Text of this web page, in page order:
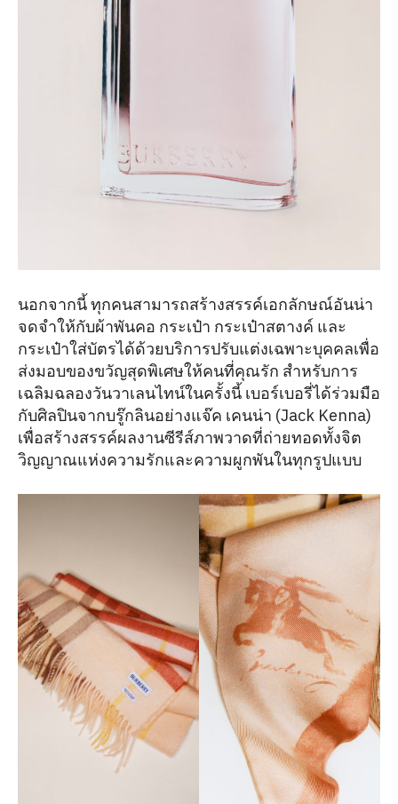
นอกจากนี้ ทุกคนสามารถสร้างสรรค์เอกลักษณ์อันน่า
จดจำให้กับผ้าพันคอ กระเป๋า กระเป๋าสตางค์ และ
กระเป๋าใส่บัตรได้ด้วยบริการปรับแต่งเฉพาะบุคคลเพื่อ
ส่งมอบของขวัญสุดพิเศษให้คนที่คุณรัก สำหรับการ
เฉลิมฉลองวันวาเลนไทน์ในครั้งนี้ เบอร์เบอรี่ได้ร่วมมือ
กับศิลปินจากบรู๊กลินอย่างแจ๊ค เคนน่า (Jack Kenna)
เพื่อสร้างสรรค์ผลงานซีรีส์ภาพวาดที่ถ่ายทอดทั้งจิต
วิญญาณแห่งความรักและความผูกพันในทุกรูปแบบ